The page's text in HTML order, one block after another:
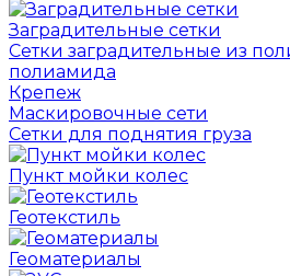
Заградительные сетки
Сетки заградительные из
полиамида
Крепеж
Маскировочные сети
Сетки для поднятия груза
Пункт мойки колес
Геотекстиль
Геоматериалы